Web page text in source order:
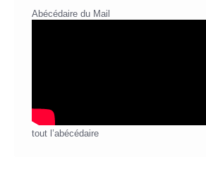
Abécédaire du Mail
tout l’abécédaire